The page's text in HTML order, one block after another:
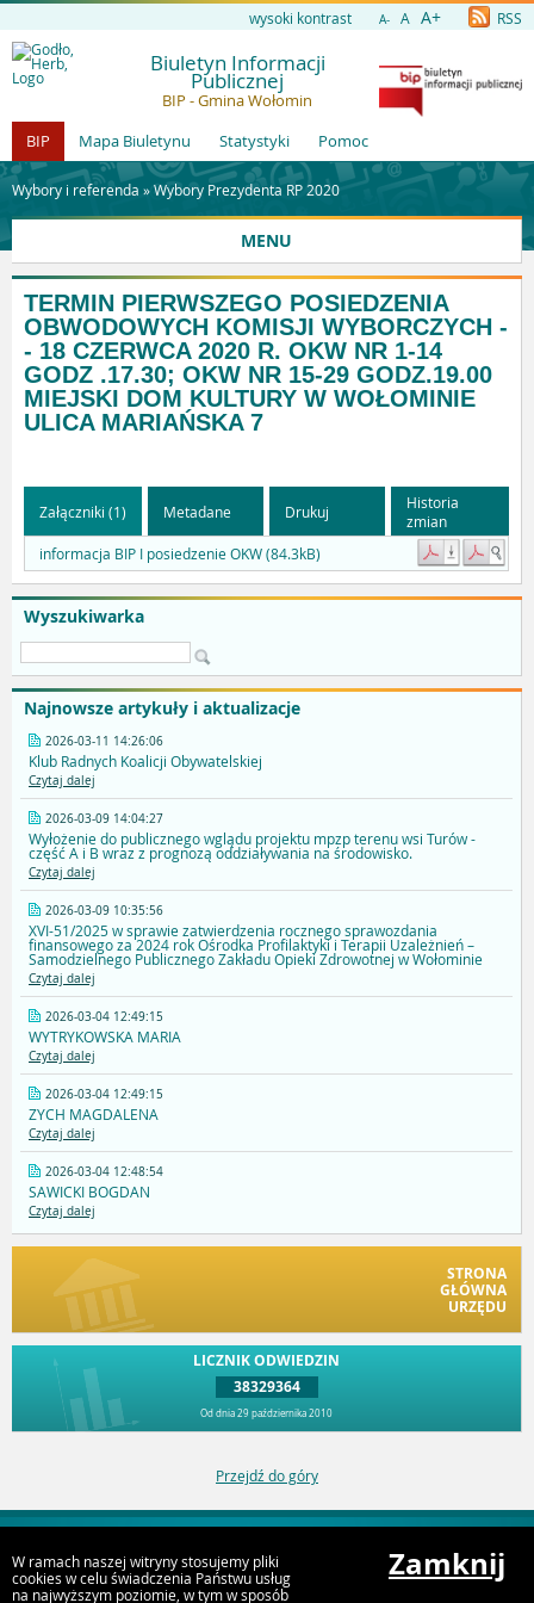
wysoki kontrast A- A A+ RSS
Biuletyn Informacji
Publicznej
BIP - Gmina Wołomin
BIP
Mapa Biuletynu Statystyki Pomoc
Wybory i referenda »Wybory Prezydenta RP 2020
MENU
Wyszukiwarka
Najnowsze artykuły i aktualizacje
2026-03-11 14:26:06
Klub Radnych Koalicji Obywatelskiej
Czytaj dalej
2026-03-09 14:04:27
Wyłożenie do publicznego wglądu projektu mpzp terenu wsi Turów -
część A i B wraz z prognozą oddziaływania na środowisko.
Czytaj dalej
2026-03-09 10:35:56
XVI-51/2025 w sprawie zatwierdzenia rocznego sprawozdania
finansowego za 2024 rok Ośrodka Profilaktyki i Terapii Uzależnień –
Samodzielnego Publicznego Zakładu Opieki Zdrowotnej w Wołominie
Czytaj dalej
2026-03-04 12:49:15
WYTRYKOWSKA MARIA
Czytaj dalej
2026-03-04 12:49:15
ZYCH MAGDALENA
Czytaj dalej
2026-03-04 12:48:54
SAWICKI BOGDAN
Czytaj dalej
STRONA
GŁÓWNA
URZĘDU
LICZNIK ODWIEDZIN
38329364
Od dnia 29 października 2010
TERMIN PIERWSZEGO POSIEDZENIA
OBWODOWYCH KOMISJI WYBORCZYCH -
- 18 CZERWCA 2020 R. OKW NR 1-14
GODZ .17.30; OKW NR 15-29 GODZ.19.00
MIEJSKI DOM KULTURY W WOŁOMINIE
ULICA MARIAŃSKA 7
Załączniki (1) Metadane Drukuj
Historia
zmian
informacja BIP I posiedzenie OKW (84.3kB)
Przejdź do góry
Deklaracja dostępności
W ramach naszej witryny stosujemy pliki
cookies w celu świadczenia Państwu usług
na najwyższym poziomie, w tym w sposób
Zamknij